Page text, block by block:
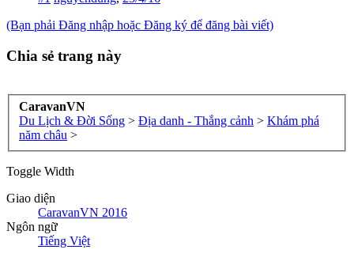
(Bạn phải Đăng nhập hoặc Đăng ký để đăng bài viết)
Chia sẻ trang này
CaravanVN
Du Lịch & Đời Sống > Địa danh - Thắng cảnh > Khám phá
năm châu >
Toggle Width
Giao diện
CaravanVN 2016
Ngôn ngữ
Tiếng Việt